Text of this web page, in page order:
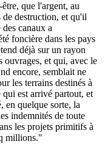
que l'argent, au
de destruction, et qu'il
canaux a
foncière dans les pays
déjà sur un rayon
ouvrages, et qui, avec le
encore, semblait ne
les terrains destinés à
qui est arrivé partout, et
en quelque sorte, la
indemnités de toute
les projets primitifs à
millions."